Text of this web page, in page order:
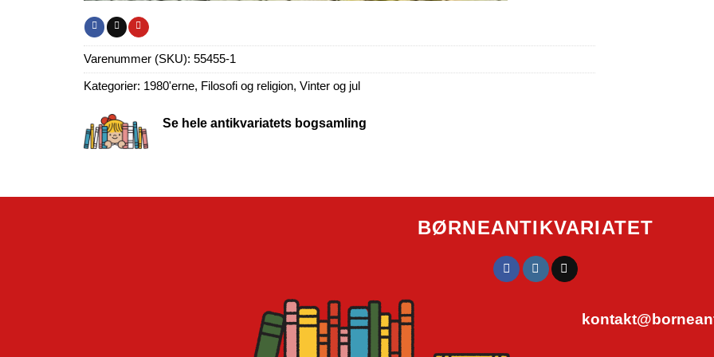
Varenummer (SKU): 55455-1
Kategorier: 1980'erne, Filosofi og religion, Vinter og jul
Se hele antikvariatets bogsamling
BØRNEANTIKVARIATET